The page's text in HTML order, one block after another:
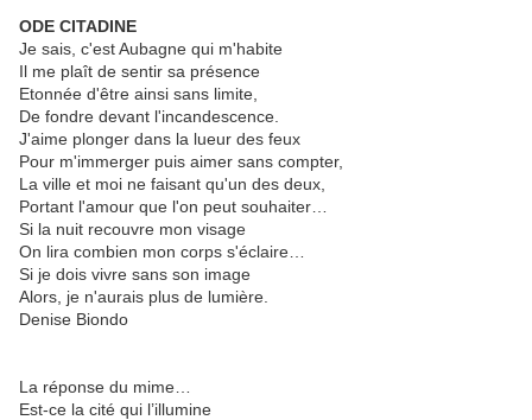
ODE CITADINE
Je sais, c'est Aubagne qui m'habite
Il me plaît de sentir sa présence
Etonnée d'être ainsi sans limite,
De fondre devant l'incandescence.
J'aime plonger dans la lueur des feux
Pour m'immerger puis aimer sans compter,
La ville et moi ne faisant qu'un des deux,
Portant l'amour que l'on peut souhaiter…
Si la nuit recouvre mon visage
On lira combien mon corps s'éclaire…
Si je dois vivre sans son image
Alors, je n'aurais plus de lumière.
Denise Biondo
La réponse du mime…
Est-ce la cité qui l’illumine